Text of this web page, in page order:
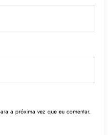
a próxima vez que eu comentar.